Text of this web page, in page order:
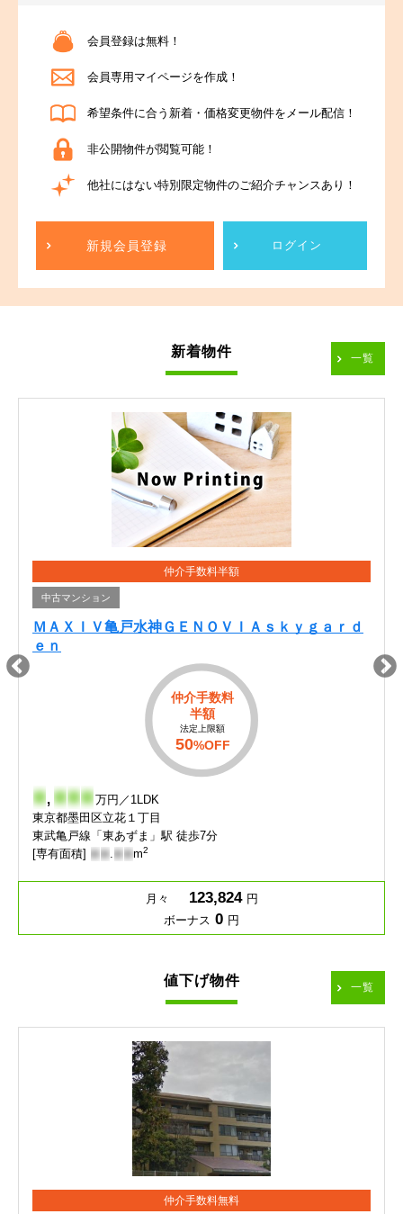
会員登録は無料！
会員専用マイページを作成！
希望条件に合う新着・価格変更物件をメール配信！
非公開物件が閲覧可能！
他社にはない特別限定物件のご紹介チャンスあり！
新規会員登録 ログイン
新着物件 一覧
仲介手数料半額
中古マンション
ＭＡＸＩＶ亀戸水神ＧＥＮＯＶＩＡｓｋｙｇａｒｄ
ｅｎ
仲介手数料
半額
法定上限額
50%OFF
- ,- - - 万円／1LDK
東京都墨田区立花１丁目
東武亀戸線「東あずま」駅 徒歩7分
[専有面積] - - .- - m2
月々 123,824 円
ボーナス 0 円
値下げ物件 一覧
仲介手数料無料